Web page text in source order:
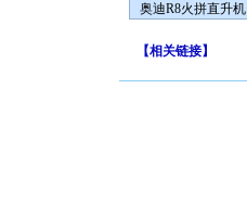
奥迪R8火拼直升机
【相关链接】